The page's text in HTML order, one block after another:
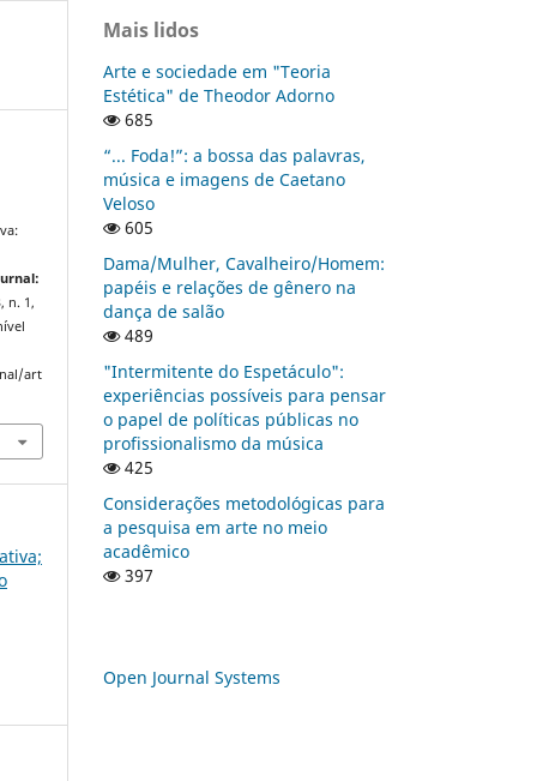
n. 1,
art
Mais lidos
Arte e sociedade em "Teoria
Estética" de Theodor Adorno
685
“... Foda!”: a bossa das palavras,
música e imagens de Caetano
Veloso
605
Dama/Mulher, Cavalheiro/Homem:
papéis e relações de gênero na
dança de salão
489
"Intermitente do Espetáculo":
experiências possíveis para pensar
o papel de políticas públicas no
profissionalismo da música
425
Considerações metodológicas para
a pesquisa em arte no meio
acadêmico
397
Open Journal Systems